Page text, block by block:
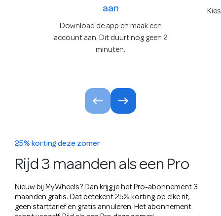
aan
Download de app en maak een
account aan. Dit duurt nog geen 2
minuten.
25% korting deze zomer
Rijd 3 maanden als een Pro
Nieuw bij MyWheels? Dan krijg je het Pro-abonnement 3
maanden gratis. Dat betekent 25% korting op elke rit,
geen starttarief en gratis annuleren. Het abonnement